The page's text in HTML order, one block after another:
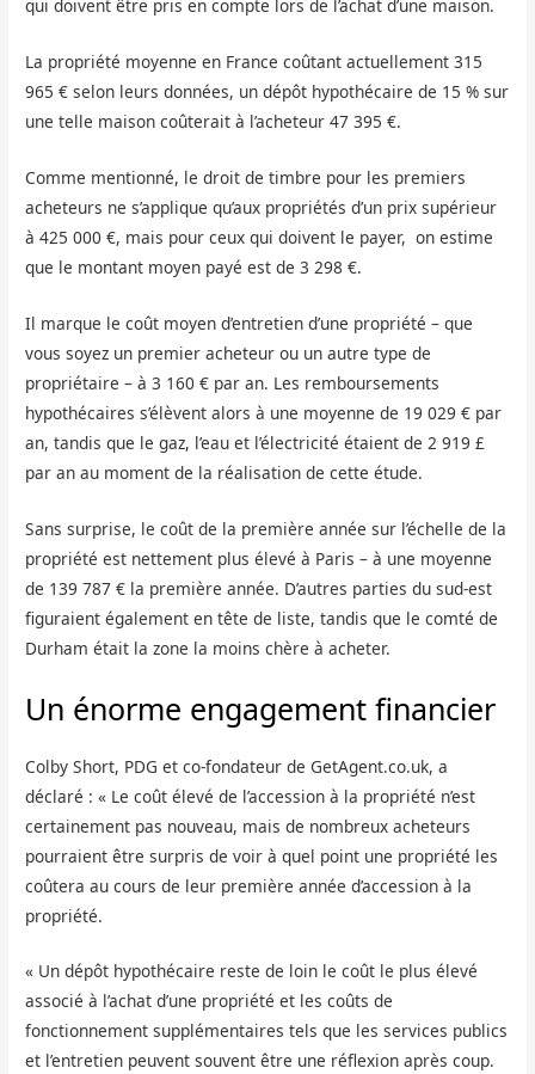
qui doivent être pris en compte lors de l’achat d’une maison.
La propriété moyenne en France coûtant actuellement 315
965 € selon leurs données, un dépôt hypothécaire de 15 % sur
une telle maison coûterait à l’acheteur 47 395 €.
Comme mentionné, le droit de timbre pour les premiers
acheteurs ne s’applique qu’aux propriétés d’un prix supérieur
à 425 000 €, mais pour ceux qui doivent le payer, on estime
que le montant moyen payé est de 3 298 €.
Il marque le coût moyen d’entretien d’une propriété – que
vous soyez un premier acheteur ou un autre type de
propriétaire – à 3 160 € par an. Les remboursements
hypothécaires s’élèvent alors à une moyenne de 19 029 € par
an, tandis que le gaz, l’eau et l’électricité étaient de 2 919 £
par an au moment de la réalisation de cette étude.
Sans surprise, le coût de la première année sur l’échelle de la
propriété est nettement plus élevé à Paris – à une moyenne
de 139 787 € la première année. D’autres parties du sud-est
figuraient également en tête de liste, tandis que le comté de
Durham était la zone la moins chère à acheter.
Un énorme engagement financier
Colby Short, PDG et co-fondateur de GetAgent.co.uk, a
déclaré : « Le coût élevé de l’accession à la propriété n’est
certainement pas nouveau, mais de nombreux acheteurs
pourraient être surpris de voir à quel point une propriété les
coûtera au cours de leur première année d’accession à la
propriété.
« Un dépôt hypothécaire reste de loin le coût le plus élevé
associé à l’achat d’une propriété et les coûts de
fonctionnement supplémentaires tels que les services publics
et l’entretien peuvent souvent être une réflexion après coup.